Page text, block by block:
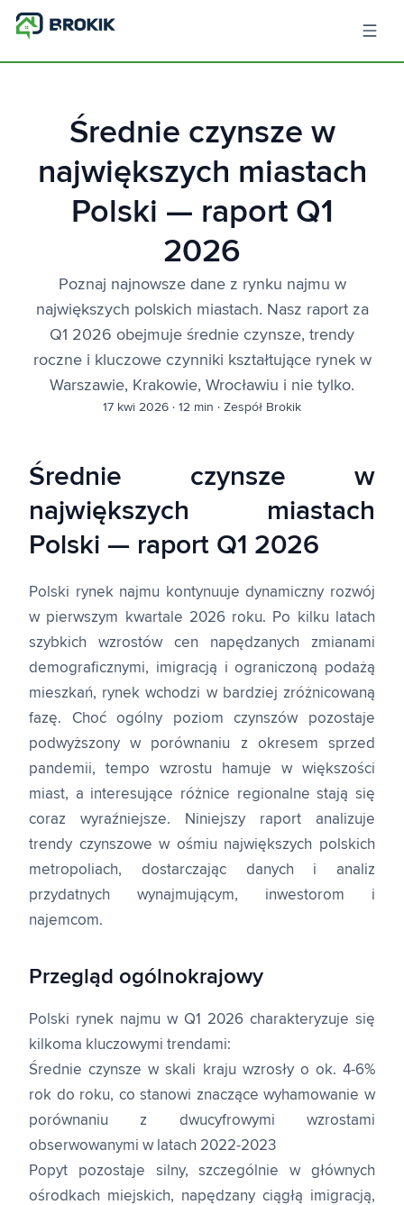
Średnie czynsze w
największych miastach
Polski — raport Q1
2026
Poznaj najnowsze dane z rynku najmu w
największych polskich miastach. Nasz raport za
Q1 2026 obejmuje średnie czynsze, trendy
roczne i kluczowe czynniki kształtujące rynek w
Warszawie, Krakowie, Wrocławiu i nie tylko.
17 kwi 2026 · 12 min · Zespół Brokik
Średnie czynsze w
największych miastach
Polski — raport Q1 2026
Polski rynek najmu kontynuuje dynamiczny rozwój
w pierwszym kwartale 2026 roku. Po kilku latach
szybkich wzrostów cen napędzanych zmianami
demograficznymi, imigracją i ograniczoną podażą
mieszkań, rynek wchodzi w bardziej zróżnicowaną
fazę. Choć ogólny poziom czynszów pozostaje
podwyższony w porównaniu z okresem sprzed
pandemii, tempo wzrostu hamuje w większości
miast, a interesujące różnice regionalne stają się
coraz wyraźniejsze. Niniejszy raport analizuje
trendy czynszowe w ośmiu największych polskich
metropoliach, dostarczając danych i analiz
przydatnych wynajmującym, inwestorom i
najemcom.
Przegląd ogólnokrajowy
Polski rynek najmu w Q1 2026 charakteryzuje się
kilkoma kluczowymi trendami:
Średnie czynsze w skali kraju wzrosły o ok. 4-6%
rok do roku, co stanowi znaczące wyhamowanie w
porównaniu z dwucyfrowymi wzrostami
obserwowanymi w latach 2022-2023
Popyt pozostaje silny, szczególnie w głównych
ośrodkach miejskich, napędzany ciągłą imigracją,